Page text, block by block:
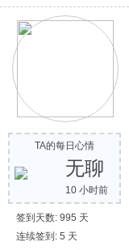
TA的每日心情
无聊
10 小时前
签到天数: 995 天
连续签到: 5 天